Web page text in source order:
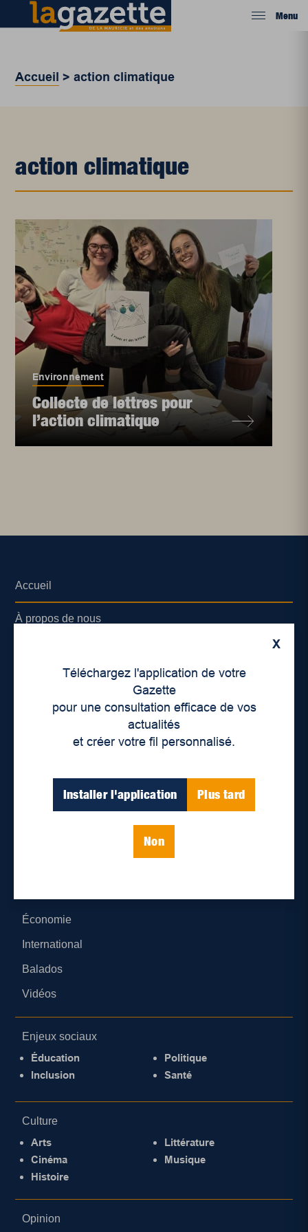
Menu
Accueil >action climatique
action climatique
Environnement
Collecte de lettres pour
l’action climatique
X
Téléchargez l'application de votre
Gazette
pour une consultation efficace de vos
actualités
et créer votre fil personnalisé.
Installer l'application Plus tard
Non
Accueil
À propos de nous
Lieux de distribution
Économie
International
Balados
Vidéos
Enjeux sociaux
Éducation
Inclusion
Politique
Santé
Culture
Arts
Cinéma
Histoire
Littérature
Musique
Opinion